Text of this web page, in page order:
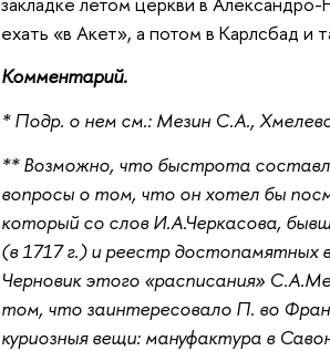
ехать «в Акет», а потом в Карлсбад и
Комментарий.
* Подр. о нем см.: Мезин С.А.,
** Возможно, что быстрота
вопросы о том, что он хотел бы
который со слов И.А.Черкасова,
(в 1717 г.) и реестр
Черновик этого «расписания»
том, что заинтересовало П. во
куриозныя вещи: мануфактура в